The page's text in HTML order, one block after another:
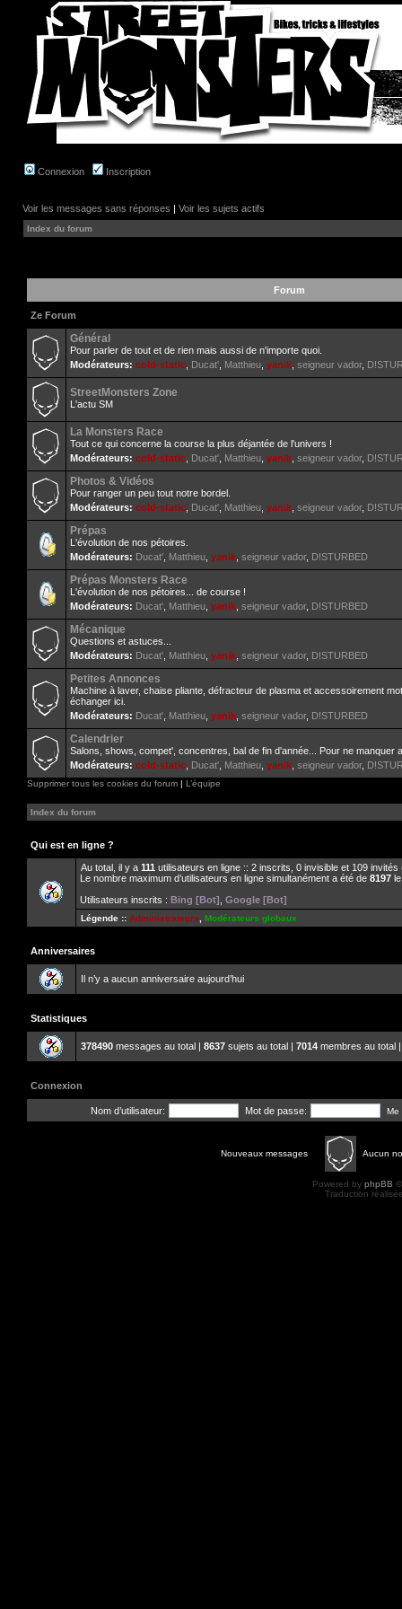
Connexion Inscription
Voir les messages sans réponses | Voir les sujets actifs
Index du forum
Forum
Ze Forum
Général
Pour parler de tout et de rien mais aussi de n'importe quoi.
Modérateurs: cold-static Ducat' Matthieu yanik seigneur vador,
StreetMonsters Zone
L'actu SM
La Monsters Race
Tout ce qui concerne la course la plus déjantée de l'univers !
Modérateurs: cold-static Ducat' Matthieu yanik seigneur vador,
Photos & Vidéos
Pour ranger un peu tout notre bordel.
Modérateurs: cold-static Ducat' Matthieu yanik seigneur vador,
Prépas
L'évolution de nos pétoires.
Modérateurs: Ducat' Matthieu yanik seigneur vador, D!STURBED
Prépas Monsters Race
L'évolution de nos pétoires... de course !
Modérateurs: Ducat' Matthieu yanik seigneur vador, D!STURBED
Mécanique
Questions et astuces...
Modérateurs: Ducat' Matthieu yanik seigneur vador, D!STURBED
Petites Annonces
Machine à laver, chaise pliante, défracteur de plasma et accessoirement
échanger ici.
Modérateurs: Ducat' Matthieu yanik seigneur vador, D!STURBED
Calendrier
Salons, shows, compet', concentres, bal de fin d'année... Pour ne manquer
Modérateurs: cold-static Ducat' Matthieu yanik seigneur vador,
Supprimer tous les cookies du forum | L’équipe
Index du forum
Qui est en ligne ?
Au total, il y a 111 utilisateurs en ligne :: 2 inscrits, 0 invisible et 109
Le nombre maximum d’utilisateurs en ligne simultanément a été de 8197
Utilisateurs inscrits : Bing [Bot] Google [Bot]
Légende :: Administrateurs Modérateurs globaux
Anniversaires
Il n’y a aucun anniversaire aujourd’hui
Statistiques
378490 messages au total | 8637 sujets au total | 7014 membres au total
Connexion
Nom d’utilisateur: Mot de passe: Me
Nouveaux messages Aucun
Powered by phpBB
Traduction